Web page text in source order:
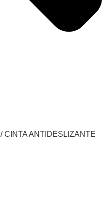
/ CINTA ANTIDESLIZANTE